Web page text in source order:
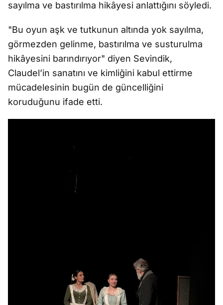
sayılma ve bastırılma hikâyesi anlattığını söyledi.
"Bu oyun aşk ve tutkunun altında yok sayılma,
görmezden gelinme, bastırılma ve susturulma
hikâyesini barındırıyor" diyen Sevindik,
Claudel’in sanatını ve kimliğini kabul ettirme
mücadelesinin bugün de güncelliğini
koruduğunu ifade etti.